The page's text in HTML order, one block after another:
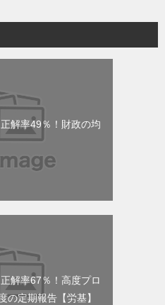
正解率49％！財政の均
解率67％！高度プロ
の定期報告【労基】